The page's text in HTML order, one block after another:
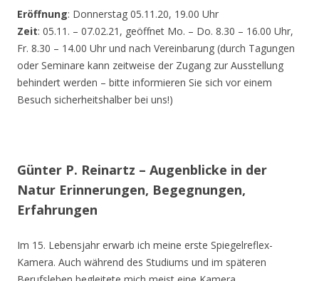
Eröffnung: Donnerstag 05.11.20, 19.00 Uhr
Zeit: 05.11. – 07.02.21, geöffnet Mo. – Do. 8.30 – 16.00 Uhr,
Fr. 8.30 – 14.00 Uhr und nach Vereinbarung (durch Tagungen
oder Seminare kann zeitweise der Zugang zur Ausstellung
behindert werden – bitte informieren Sie sich vor einem
Besuch sicherheitshalber bei uns!)
Günter P. Reinartz – Augenblicke in der
Natur Erinnerungen, Begegnungen,
Erfahrungen
Im 15. Lebensjahr erwarb ich meine erste Spiegelreflex-
Kamera. Auch während des Studiums und im späteren